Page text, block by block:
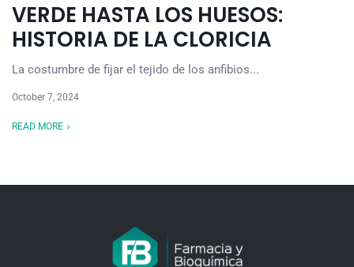
VERDE HASTA LOS HUESOS:
HISTORIA DE LA CLORICIA
La costumbre de fijar el tejido de los anfibios...
October 7, 2024
READ MORE